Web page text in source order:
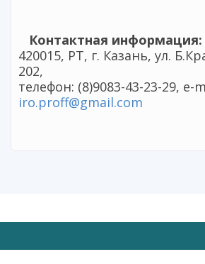
Контактная информация:
420015, РТ, г. Казань, ул.
202,
телефон: (8)9083-43-23-29, e-
iro.proff@gmail.com